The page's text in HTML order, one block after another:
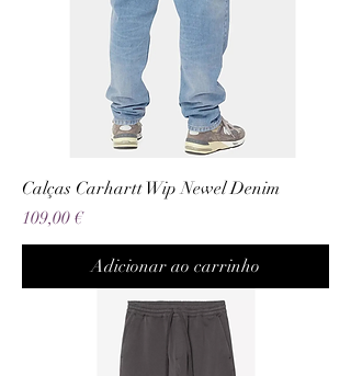
Calças Carhartt Wip Newel Denim
Preço
109,00 €
Adicionar ao carrinho